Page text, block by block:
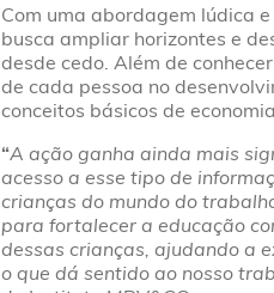
Com uma abordagem lúdica
busca ampliar horizontes e
desde cedo. Além de
de cada pessoa no
conceitos básicos de
“A ação ganha ainda mais
acesso a esse tipo de
crianças do mundo do
para fortalecer a educação
dessas crianças, ajudando a
o que dá sentido ao nosso